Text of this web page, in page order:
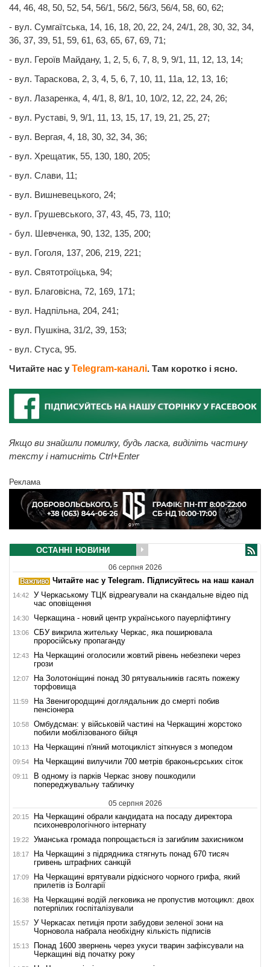
44, 46, 48, 50, 52, 54, 56/1, 56/2, 56/3, 56/4, 58, 60, 62;
- вул. Сумгаїтська, 14, 16, 18, 20, 22, 24, 24/1, 28, 30, 32, 34,
36, 37, 39, 51, 59, 61, 63, 65, 67, 69, 71;
- вул. Героїв Майдану, 1, 2, 5, 6, 7, 8, 9, 9/1, 11, 12, 13, 14;
- вул. Тараскова, 2, 3, 4, 5, 6, 7, 10, 11, 11а, 12, 13, 16;
- вул. Лазаренка, 4, 4/1, 8, 8/1, 10, 10/2, 12, 22, 24, 26;
- вул. Руставі, 9, 9/1, 11, 13, 15, 17, 19, 21, 25, 27;
- вул. Вергая, 4, 18, 30, 32, 34, 36;
- вул. Хрещатик, 55, 130, 180, 205;
- вул. Слави, 11;
- вул. Вишневецького, 24;
- вул. Грушевського, 37, 43, 45, 73, 110;
- бул. Шевченка, 90, 132, 135, 200;
- вул. Гоголя, 137, 206, 219, 221;
- вул. Святотроїцька, 94;
- вул. Благовісна, 72, 169, 171;
- вул. Надпільна, 204, 241;
- вул. Пушкіна, 31/2, 39, 153;
- вул. Стуса, 95.
Читайте нас у Telegram-каналі. Там коротко і ясно.
Якщо ви знайшли помилку, будь ласка, виділіть частину
тексту і натисніть Ctrl+Enter
Реклама
ОСТАННІ НОВИНИ
06 серпня 2026
Читайте нас у Telegram. Підписуйтесь на наш канал
14:42
У Черкаському ТЦК відреагували на скандальне відео під
час оповіщення
14:30 Черкащина - новий центр українського пауерліфтингу
13:06
СБУ викрила жительку Черкас, яка поширювала
проросійську пропаганду
12:43
На Черкащині оголосили жовтий рівень небезпеки через
грози
12:07
На Золотоніщині понад 30 рятувальників гасять пожежу
торфовища
11:59
На Звенигородщині доглядальник до смерті побив
пенсіонера
10:58
Омбудсман: у військовій частині на Черкащині жорстоко
побили мобілізованого бійця
10:13 На Черкащині п'яний мотоцикліст зіткнувся з мопедом
09:54 На Черкащині вилучили 700 метрів браконьєрських сіток
09:11
В одному із парків Черкас знову пошкодили
попереджувальну табличку
05 серпня 2026
20:15
На Черкащині обрали кандидата на посаду директора
психоневрологічного інтернату
19:22 Уманська громада попрощається із загиблим захисником
18:17
На Черкащині з підрядника стягнуть понад 670 тисяч
гривень штрафних санкцій
17:09
На Черкащині врятували рідкісного чорного грифа, який
прилетів із Болгарії
16:38
На Черкащині водій легковика не пропустив мотоцикл: двох
потерпілих госпіталізували
15:57
У Черкасах петиція проти забудови зеленої зони на
Чорновола набрала необхідну кількість підписів
15:13
Понад 1600 звернень через укуси тварин зафіксували на
Черкащині від початку року